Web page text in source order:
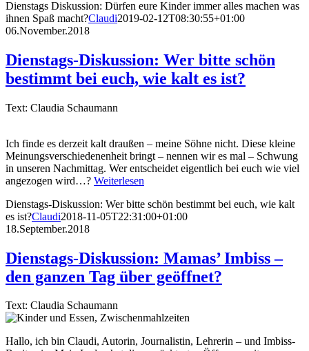
Dienstags Diskussion: Dürfen eure Kinder immer alles machen was
ihnen Spaß macht?Claudi2019-02-12T08:30:55+01:00
06.November.2018
Dienstags-Diskussion: Wer bitte schön
bestimmt bei euch, wie kalt es ist?
Text: Claudia Schaumann
Ich finde es derzeit kalt draußen – meine Söhne nicht. Diese kleine
Meinungsverschiedenenheit bringt – nennen wir es mal – Schwung
in unseren Nachmittag. Wer entscheidet eigentlich bei euch wie viel
angezogen wird…? Weiterlesen
Dienstags-Diskussion: Wer bitte schön bestimmt bei euch, wie kalt
es ist?Claudi2018-11-05T22:31:00+01:00
18.September.2018
Dienstags-Diskussion: Mamas’ Imbiss –
den ganzen Tag über geöffnet?
Text: Claudia Schaumann
Hallo, ich bin Claudi, Autorin, Journalistin, Lehrerin – und Imbiss-